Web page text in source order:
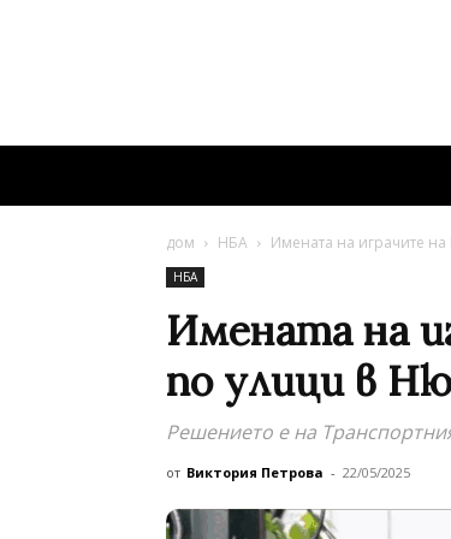
дом НБА Имената на играчите
НБА
Имената на
по улици в
Решението е на
от Виктория Петрова - 22/05/2025